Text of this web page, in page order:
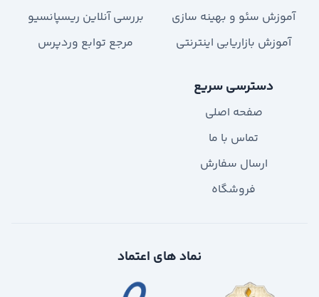
آموزش سئو و بهینه سازی
آموزش بازاریابی اینترنتی
بررسی آنلاین ریسپانسیو
مرجع توابع وردپرس
دسترسی سریع
صفحه اصلی
تماس با ما
ارسال سفارش
فروشگاه
نماد های اعتماد